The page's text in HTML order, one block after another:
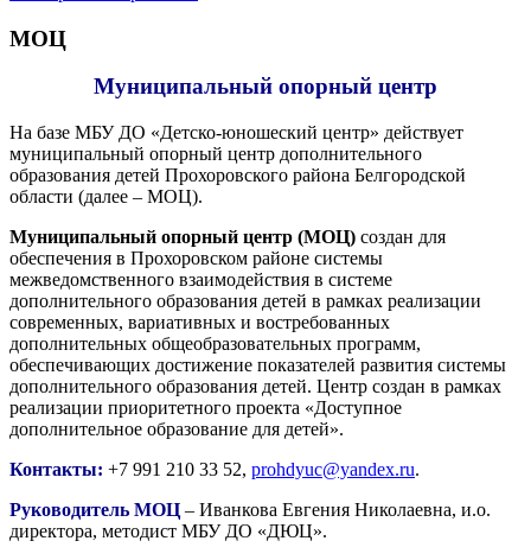
МОЦ
Муниципальный опорный центр
На базе МБУ ДО «Детско-юношеский центр» действует
муниципальный опорный центр дополнительного
образования детей Прохоровского района Белгородской
области (далее – МОЦ).
Муниципальный опорный центр (МОЦ) создан для
обеспечения в Прохоровском районе системы
межведомственного взаимодействия в системе
дополнительного образования детей в рамках реализации
современных, вариативных и востребованных
дополнительных общеобразовательных программ,
обеспечивающих достижение показателей развития системы
дополнительного образования детей. Центр создан в рамках
реализации приоритетного проекта «Доступное
дополнительное образование для детей».
Контакты: +7 991 210 33 52, prohdyuc@yandex.ru.
Руководитель МОЦ – Иванкова Евгения Николаевна, и.о.
директора, методист МБУ ДО «ДЮЦ».